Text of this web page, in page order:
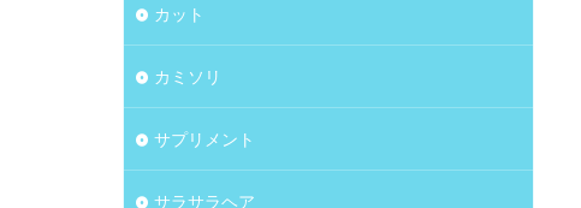
カット
カミソリ
サプリメント
サラサラヘア